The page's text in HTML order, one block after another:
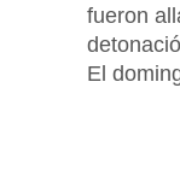
fueron
El